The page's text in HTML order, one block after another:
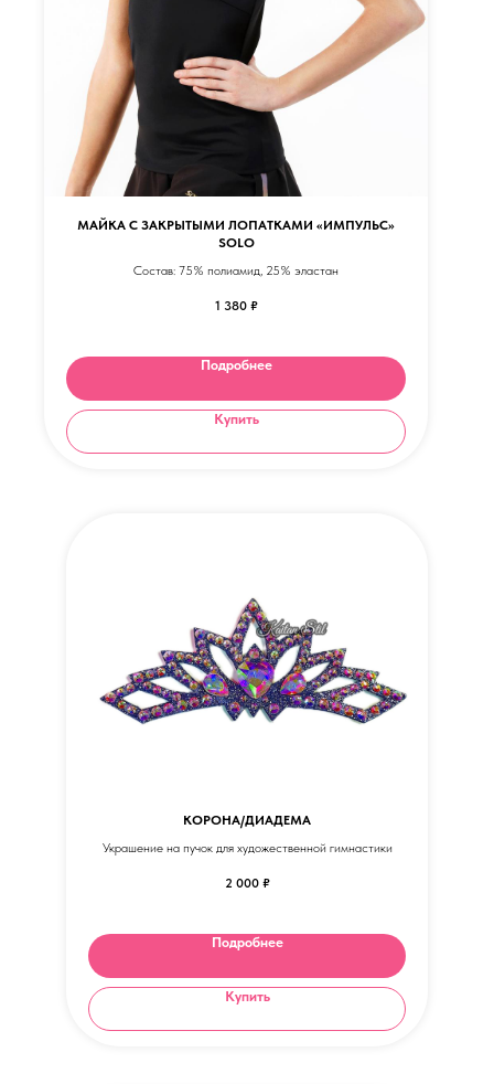
МАЙКА C ЗАКРЫТЫМИ ЛОПАТКАМИ «ИМПУЛЬС»
SOLO
Состав: 75% полиамид, 25% эластан
1 380 ₽
Подробнее
Купить
КОРОНА/ДИАДЕМА
Украшение на пучок для художественной гимнастики
2 000 ₽
Подробнее
Купить